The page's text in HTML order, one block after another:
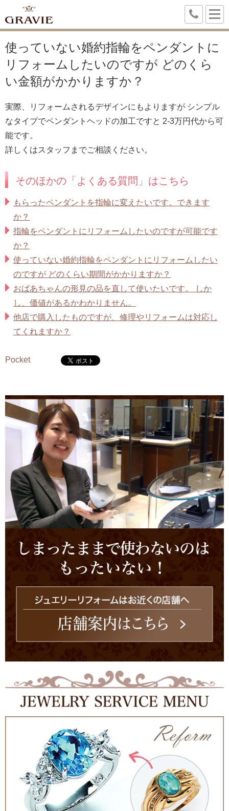
使っていない婚約指輪をペンダントに
リフォームしたいのですが どのくら
い金額がかかりますか？
実際、リフォームされるデザインにもよりますが シンプル
なタイプでペンダントヘッドの加工ですと 2-3万円代から可
能です。
詳しくはスタッフまでご相談ください。
そのほかの「よくある質問」はこちら
もらったペンダントを指輪に変えたいです。できます
か？
指輪をペンダントにリフォームしたいのですが可能です
か？
使っていない婚約指輪をペンダントにリフォームしたい
のですが どのくらい期間がかかりますか？
おばあちゃんの形見の品を直して使いたいです。 しか
し、価値があるかわかりません。
他店で購入したものですが、修理やリフォームは対応し
てくれますか？
Pocket